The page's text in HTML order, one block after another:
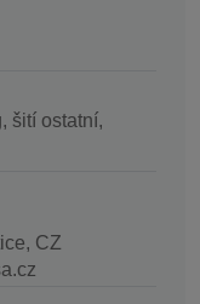
šití ostatní,
CZ